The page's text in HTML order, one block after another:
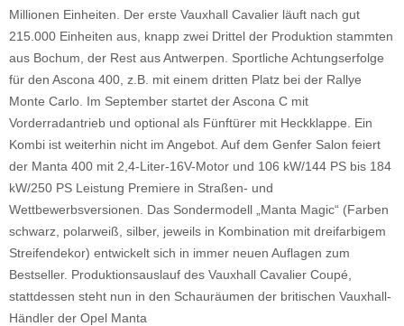
Millionen Einheiten. Der erste Vauxhall Cavalier läuft nach gut
215.000 Einheiten aus, knapp zwei Drittel der Produktion stammten
aus Bochum, der Rest aus Antwerpen. Sportliche Achtungserfolge
für den Ascona 400, z.B. mit einem dritten Platz bei der Rallye
Monte Carlo. Im September startet der Ascona C mit
Vorderradantrieb und optional als Fünftürer mit Heckklappe. Ein
Kombi ist weiterhin nicht im Angebot. Auf dem Genfer Salon feiert
der Manta 400 mit 2,4-Liter-16V-Motor und 106 kW/144 PS bis 184
kW/250 PS Leistung Premiere in Straßen- und
Wettbewerbsversionen. Das Sondermodell „Manta Magic“ (Farben
schwarz, polarweiß, silber, jeweils in Kombination mit dreifarbigem
Streifendekor) entwickelt sich in immer neuen Auflagen zum
Bestseller. Produktionsauslauf des Vauxhall Cavalier Coupé,
stattdessen steht nun in den Schauräumen der britischen Vauxhall-
Händler der Opel Manta